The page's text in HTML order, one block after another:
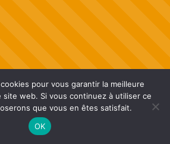
pour vous garantir la meilleure
web. Si vous continuez à utiliser ce
que vous en êtes satisfait.
OK